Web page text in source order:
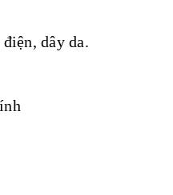
dây da.